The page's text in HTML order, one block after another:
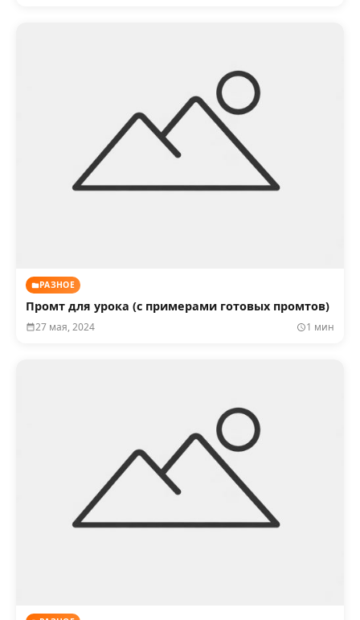
РАЗНОЕ
Промт для урока (с примерами готовых промтов)
27 мая, 2024 1 мин